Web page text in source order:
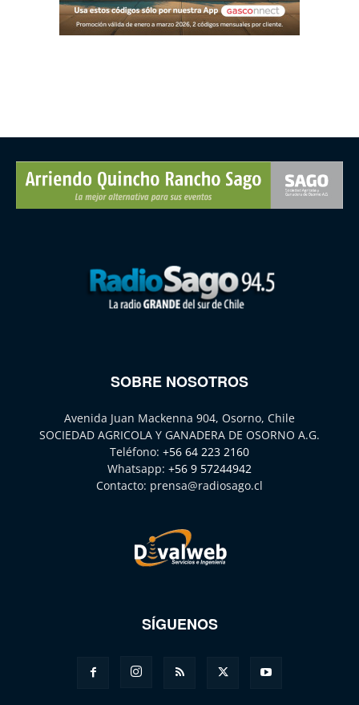
SOBRE NOSOTROS
Avenida Juan Mackenna 904, Osorno, Chile
SOCIEDAD AGRICOLA Y GANADERA DE OSORNO A.G.
Teléfono: +56 64 223 2160
Whatsapp: +56 9 57244942
Contacto: prensa@radiosago.cl
SÍGUENOS